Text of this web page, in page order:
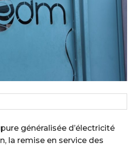
généralisée d’électricité
la remise en service des